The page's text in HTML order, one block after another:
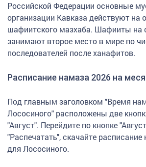
Российской Федерации основные
организации Кавказа действуют на
шафиитского мазхаба. Шафииты на
занимают второе место в мире по
последователей после ханафитов.
Расписание намаза 2026 на
Под главным заголовком "Время
Лососиного" расположены две
"Август". Перейдите по кнопке
"Распечатать", скачайте
для Лососиного.